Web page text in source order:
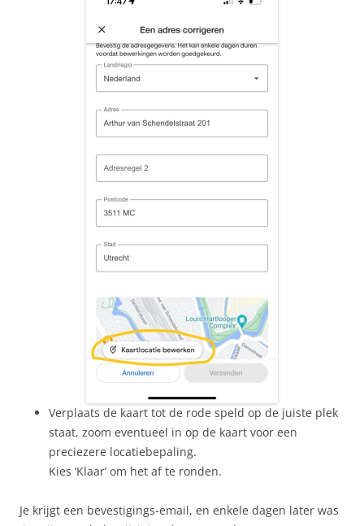
Verplaats de kaart tot de rode speld op de juiste plek
staat, zoom eventueel in op de kaart voor een
preciezere locatiebepaling.
Kies ‘Klaar’ om het af te ronden.
Je krijgt een bevestigings-email, en enkele dagen later was